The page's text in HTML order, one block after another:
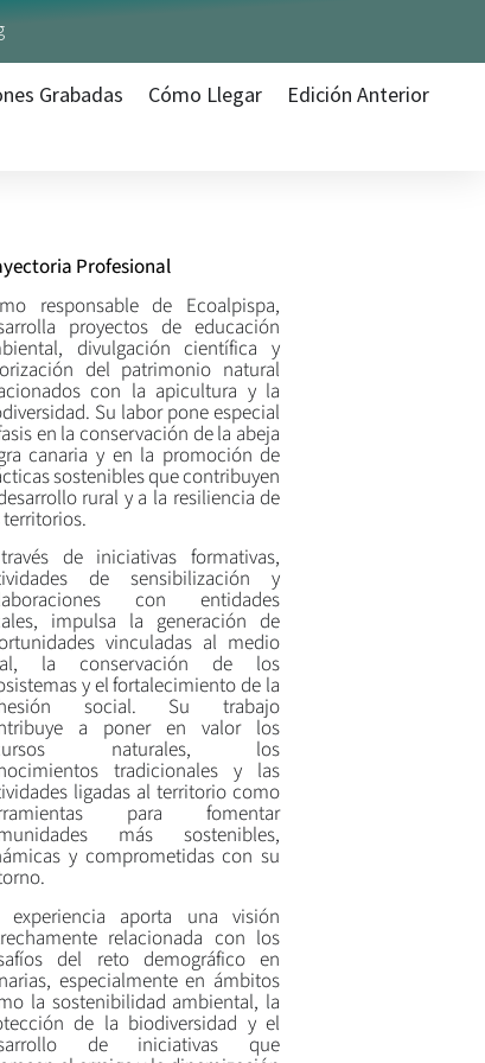
Grabadas Cómo Llegar
Edición Anterior
Profesional
responsable de Ecoalpispa,
proyectos de educación
divulgación científica y
del patrimonio natural
con la apicultura y la
Su labor pone especial
en la conservación de la abeja
canaria y en la promoción de
sostenibles que contribuyen
rural y a la resiliencia de
territorios.
de iniciativas formativas,
de sensibilización y
con entidades
impulsa la generación de
vinculadas al medio
la conservación de los
y el fortalecimiento de la
social. Su trabajo
a poner en valor los
naturales, los
tradicionales y las
ligadas al territorio como
para fomentar
más sostenibles,
y comprometidas con su
experiencia aporta una visión
relacionada con los
del reto demográfico en
especialmente en ámbitos
la sostenibilidad ambiental, la
de la biodiversidad y el
de iniciativas que